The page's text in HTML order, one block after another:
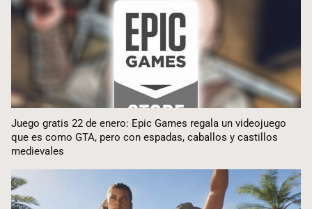
Juego gratis 22 de enero: Epic Games regala un videojuego
que es como GTA, pero con espadas, caballos y castillos
medievales